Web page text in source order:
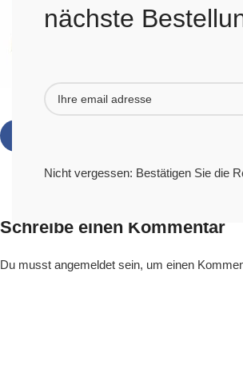
nächste
Nicht vergessen: Bestätigen Sie die
Schreibe einen Kommentar
Du musst angemeldet sein, um einen